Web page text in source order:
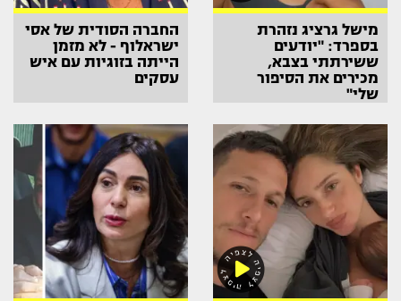
מישל גרציג נזהרת
בספרד: "יודעים
ששירתתי בצבא,
מכירים את הסיפור
שלי"
החברה הסודית של אסי
ישראלוף - לא מזמן
הייתה בזוגיות עם איש
עסקים